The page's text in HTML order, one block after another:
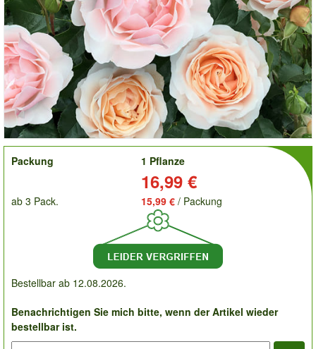
order
Packung
1 Pflanze
16,99 €
ab 3 Pack. 15,99 € / Packung
Bestellbar ab 12.08.2026.
Benachrichtigen Sie mich bitte, wenn der Artikel wieder
bestellbar ist.